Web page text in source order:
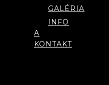
GALÉRIA
INFO
A
KONTAKT